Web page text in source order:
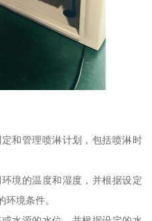
和管理喷淋计划，包括喷淋时
境的温度和湿度，并根据设定
境条件。